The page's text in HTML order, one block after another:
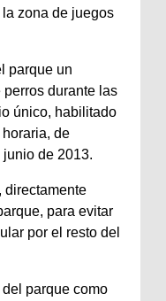
zona de juegos
parque un
perros durante las
único, habilitado
de
de 2013.
directamente
para evitar
por el resto del
parque como